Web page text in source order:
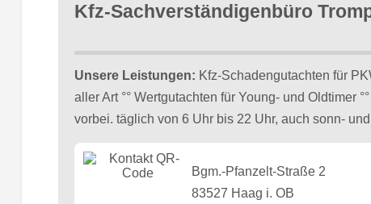
Kfz-Sachverständigenbüro
Unsere Leistungen: Kfz-Schadengutachten für
aller Art °° Wertgutachten für Young- und Oldtimer
vorbei. täglich von 6 Uhr bis 22 Uhr, auch sonn-
Bgm.-Pfanzelt-Straße 2
83527 Haag i. OB